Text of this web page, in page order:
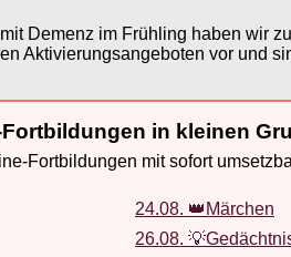
Demenz im Frühling haben wir
Aktivierungsangeboten vor und
in kleinen
Fortbildungen mit sofort
24.08. 👑Märchen
26.08.